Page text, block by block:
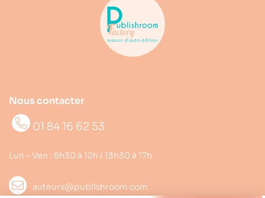
Nous contacter
01 84 16 62 53
Lun – Ven : 8h30 à 12h / 13h30 à 17h
auteurs@publishroom.com